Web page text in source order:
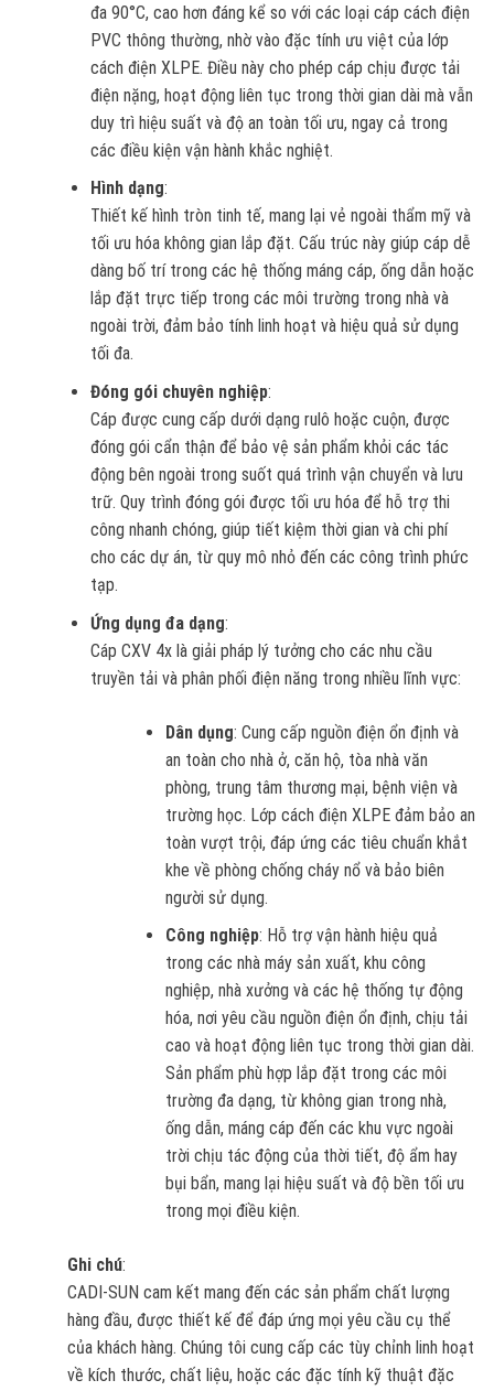
đa 90°C, cao hơn đáng kể so với các loại cáp cách điện
PVC thông thường, nhờ vào đặc tính ưu việt của lớp
cách điện XLPE. Điều này cho phép cáp chịu được tải
điện nặng, hoạt động liên tục trong thời gian dài mà vẫn
duy trì hiệu suất và độ an toàn tối ưu, ngay cả trong
các điều kiện vận hành khắc nghiệt.
Hình dạng:
Thiết kế hình tròn tinh tế, mang lại vẻ ngoài thẩm mỹ và
tối ưu hóa không gian lắp đặt. Cấu trúc này giúp cáp dễ
dàng bố trí trong các hệ thống máng cáp, ống dẫn hoặc
lắp đặt trực tiếp trong các môi trường trong nhà và
ngoài trời, đảm bảo tính linh hoạt và hiệu quả sử dụng
tối đa.
Đóng gói chuyên nghiệp:
Cáp được cung cấp dưới dạng rulô hoặc cuộn, được
đóng gói cẩn thận để bảo vệ sản phẩm khỏi các tác
động bên ngoài trong suốt quá trình vận chuyển và lưu
trữ. Quy trình đóng gói được tối ưu hóa để hỗ trợ thi
công nhanh chóng, giúp tiết kiệm thời gian và chi phí
cho các dự án, từ quy mô nhỏ đến các công trình phức
tạp.
Ứng dụng đa dạng:
Cáp CXV 4x là giải pháp lý tưởng cho các nhu cầu
truyền tải và phân phối điện năng trong nhiều lĩnh vực:
Dân dụng: Cung cấp nguồn điện ổn định và
an toàn cho nhà ở, căn hộ, tòa nhà văn
phòng, trung tâm thương mại, bệnh viện và
trường học. Lớp cách điện XLPE đảm bảo an
toàn vượt trội, đáp ứng các tiêu chuẩn khắt
khe về phòng chống cháy nổ và bảo biên
người sử dụng.
Công nghiệp: Hỗ trợ vận hành hiệu quả
trong các nhà máy sản xuất, khu công
nghiệp, nhà xưởng và các hệ thống tự động
hóa, nơi yêu cầu nguồn điện ổn định, chịu tải
cao và hoạt động liên tục trong thời gian dài.
Sản phẩm phù hợp lắp đặt trong các môi
trường đa dạng, từ không gian trong nhà,
ống dẫn, máng cáp đến các khu vực ngoài
trời chịu tác động của thời tiết, độ ẩm hay
bụi bẩn, mang lại hiệu suất và độ bền tối ưu
trong mọi điều kiện.
Ghi chú:
CADI-SUN cam kết mang đến các sản phẩm chất lượng
hàng đầu, được thiết kế để đáp ứng mọi yêu cầu cụ thể
của khách hàng. Chúng tôi cung cấp các tùy chỉnh linh hoạt
về kích thước, chất liệu, hoặc các đặc tính kỹ thuật đặc